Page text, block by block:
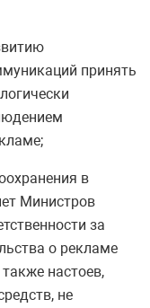
принять
в
Министров
за
о рекламе
настоев,
не